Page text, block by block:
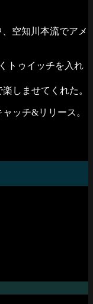
空知川本流でアメ
トゥイッチを入れ
しませてくれた。
ッチ&リリース。